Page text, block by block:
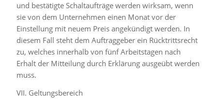
und bestätigte Schaltaufträge werden wirksam, wenn
sie von dem Unternehmen einen Monat vor der
Einstellung mit neuem Preis angekündigt werden. In
diesem Fall steht dem Auftraggeber ein Rücktrittsrecht
zu, welches innerhalb von fünf Arbeitstagen nach
Erhalt der Mitteilung durch Erklärung ausgeübt werden
muss.
VII. Geltungsbereich